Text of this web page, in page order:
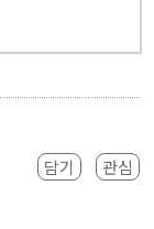
담기 관심